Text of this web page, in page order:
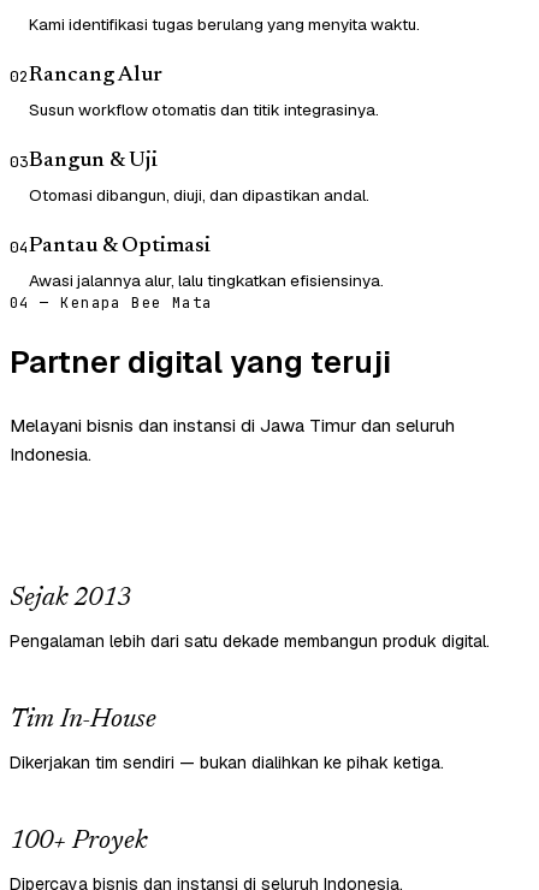
Kami identifikasi tugas berulang yang menyita waktu.
02Rancang Alur
Susun workflow otomatis dan titik integrasinya.
03Bangun & Uji
Otomasi dibangun, diuji, dan dipastikan andal.
04Pantau & Optimasi
Awasi jalannya alur, lalu tingkatkan efisiensinya.
04 — Kenapa Bee Mata
Partner digital yang teruji
Melayani bisnis dan instansi di Jawa Timur dan seluruh
Indonesia.
Sejak 2013
Pengalaman lebih dari satu dekade membangun produk digital.
Tim In-House
Dikerjakan tim sendiri — bukan dialihkan ke pihak ketiga.
100+ Proyek
Dipercaya bisnis dan instansi di seluruh Indonesia.